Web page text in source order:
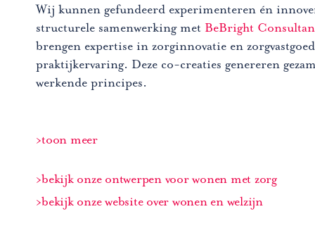
Wij kunnen gefundeerd experimenteren én
structurele samenwerking met BeBright
brengen expertise in zorginnovatie en
praktijkervaring. Deze co-creaties genereren
werkende principes.
Sinds 2004 ontwerpt ons bureau aan wonen met
zorgvragen ontwikkelen we visies en plannen. Dat
zorgorganisaties, corporaties, ontwikkelaars en
toon meer
bekijk onze ontwerpen voor wonen met zorg
bekijk onze website over wonen en welzijn